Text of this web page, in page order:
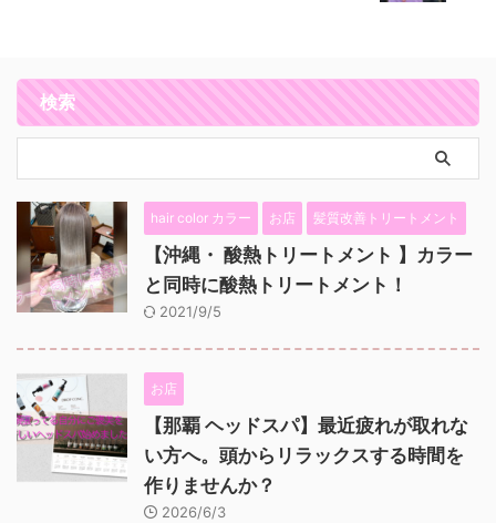
検索
hair color カラー お店 髪質改善トリートメント
【沖縄・ 酸熱トリートメント 】カラー
と同時に酸熱トリートメント！
2021/9/5
お店
【那覇 ヘッドスパ】最近疲れが取れな
い方へ。頭からリラックスする時間を
作りませんか？
2026/6/3